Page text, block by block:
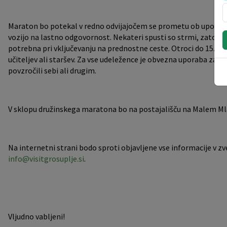
Maraton bo potekal v redno odvijajočem se prometu ob
vozijo na lastno odgovornost. Nekateri spusti so strmi, zato
potrebna pri vključevanju na prednostne ceste. Otroci do 15.
učiteljev ali staršev. Za vse udeležence je obvezna uporaba
povzročili sebi ali drugim.
V sklopu družinskega maratona bo na postajališču na Malem
Na internetni strani bodo sproti objavljene vse informacije v
info@visitgrosuplje.si.
Vljudno vabljeni!